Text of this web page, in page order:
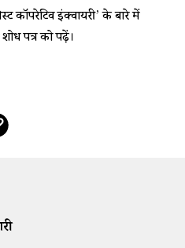
कॉपरेटिव इंक्वायरी’ के बारे में
शोध पत्र को पढ़ें।